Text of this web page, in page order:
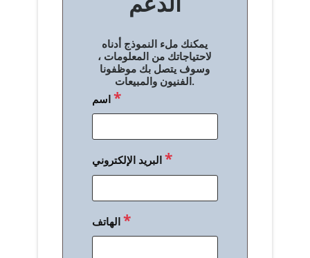
يمكنك ملء النموذج أدناه
لاحتياجاتك من المعلومات ،
وسوف يتصل بك موظفونا
الفنيون والمبيعات.
اسم*
البريد الإلكتروني*
الهاتف*